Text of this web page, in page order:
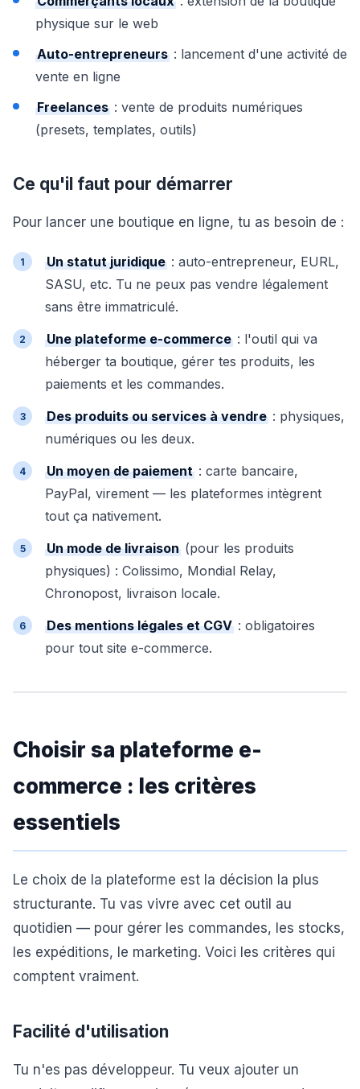
physique sur le web
Auto-entrepreneurs : lancement d'une activité de
vente en ligne
Freelances : vente de produits numériques
(presets, templates, outils)
Ce qu'il faut pour démarrer
Pour lancer une boutique en ligne, tu as besoin de :
Un statut juridique : auto-entrepreneur, EURL,
SASU, etc. Tu ne peux pas vendre légalement
sans être immatriculé.
Une plateforme e-commerce : l'outil qui va
héberger ta boutique, gérer tes produits, les
paiements et les commandes.
Des produits ou services à vendre : physiques,
numériques ou les deux.
Un moyen de paiement : carte bancaire,
PayPal, virement — les plateformes intègrent
tout ça nativement.
Un mode de livraison (pour les produits
physiques) : Colissimo, Mondial Relay,
Chronopost, livraison locale.
Des mentions légales et CGV : obligatoires
pour tout site e-commerce.
Choisir sa plateforme e-
commerce : les critères
essentiels
Le choix de la plateforme est la décision la plus
structurante. Tu vas vivre avec cet outil au
quotidien — pour gérer les commandes, les stocks,
les expéditions, le marketing. Voici les critères qui
comptent vraiment.
Facilité d'utilisation
Tu n'es pas développeur. Tu veux ajouter un